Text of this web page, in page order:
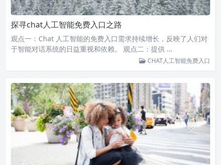
探寻chat人工智能免费入口之路
观点一：Chat 人工智能的免费入口需求持续增长，反映了人们对
于智能对话系统的日益重视和依赖。 观点二：提供 …
CHAT人工智能免费入口